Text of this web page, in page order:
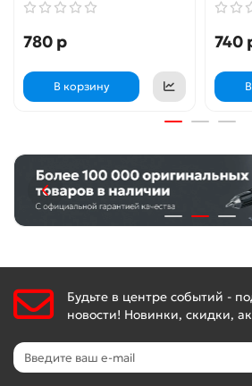
780 р
В корзину
740
Будьте в центре событий -
новости! Новинки, скидки,